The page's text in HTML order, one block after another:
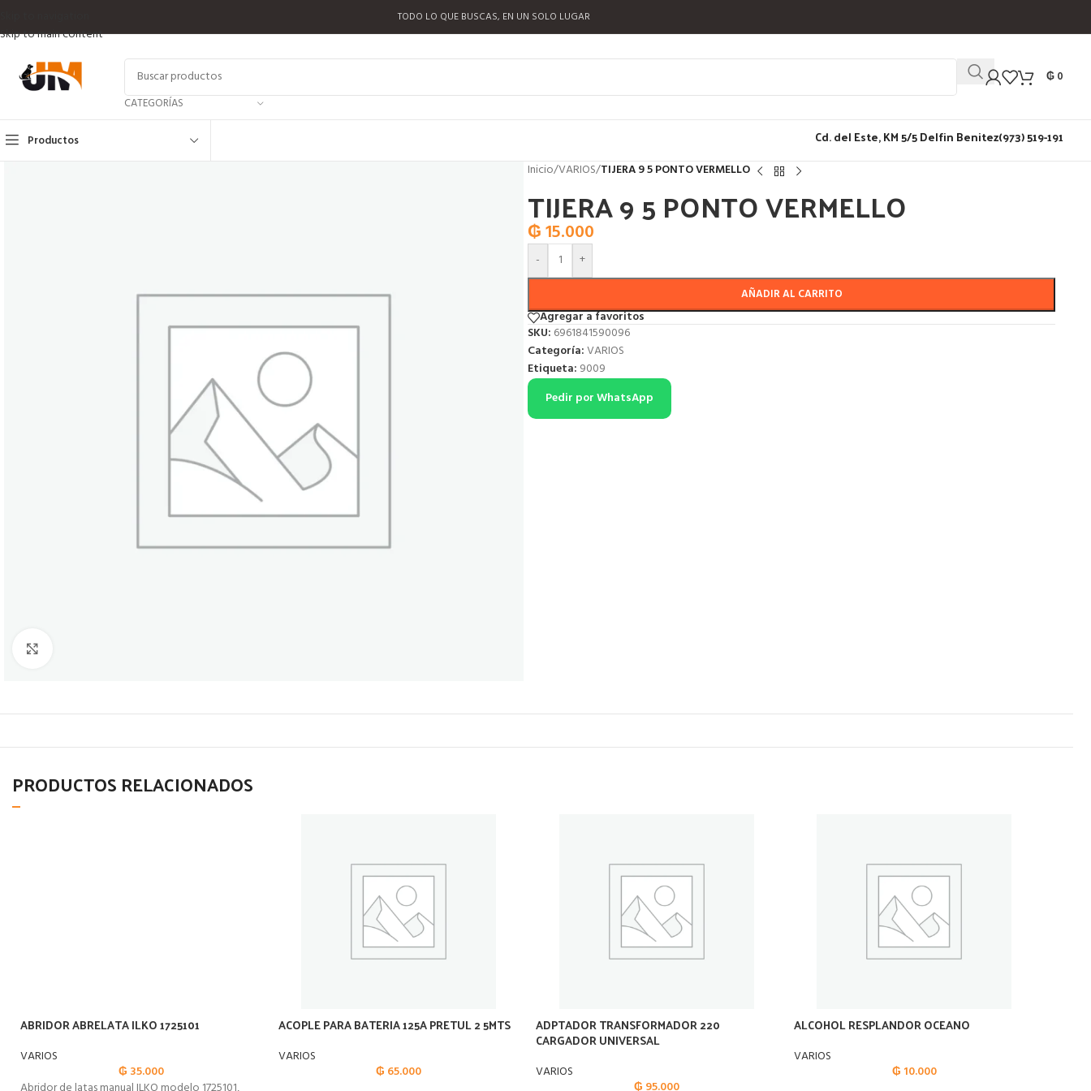
Skip to main content
TODO LO QUE BUSCAS, EN UN SOLO LUGAR
CATEGORÍAS
₲0
Productos Cd. del Este, KM 5/5 Delfin Benitez(973) 519-191
Inicio/VARIOS/TIJERA 9 5 PONTO VERMELLO
TIJERA 9 5 PONTO VERMELLO
₲15.000
- +
AÑADIR AL CARRITO
Agregar a favoritos
SKU: 6961841590096
Categoría:VARIOS
Etiqueta: 9009
Pedir por WhatsApp
PRODUCTOS RELACIONADOS
ABRIDOR ABRELATA ILKO 1725101
VARIOS
₲ 35.000
ACOPLE PARA BATERIA 125A PRETUL 2 5MTS
VARIOS
₲ 65.000
ADPTADOR TRANSFORMADOR 220
CARGADOR UNIVERSAL
VARIOS
ALCOHOL RESPLANDOR OCEANO
VARIOS
₲ 10.000